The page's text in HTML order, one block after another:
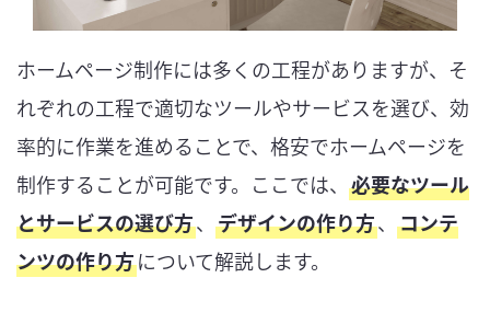
ホームページ制作には多くの工程がありますが、そ
れぞれの工程で適切なツールやサービスを選び、効
率的に作業を進めることで、格安でホームページを
制作することが可能です。ここでは、 必要なツール
とサービスの選び方、 デザインの作り方、 コンテ
ンツの作り方について解説します。